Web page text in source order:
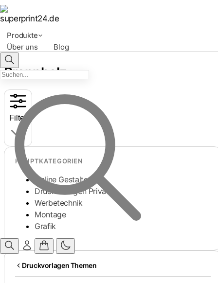
Produkte
Über uns
Blog
Brennholz
Filter
HAUPTKATEGORIEN
Online Gestalten
Druckvorlagen Privat
Werbetechnik
Montage
Grafik
Druckvorlagen Themen